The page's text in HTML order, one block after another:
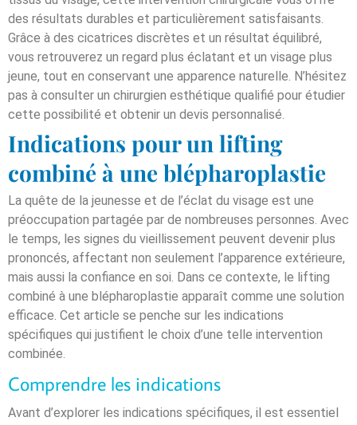
des résultats durables et particulièrement satisfaisants.
Grâce à des cicatrices discrètes et un résultat équilibré,
vous retrouverez un regard plus éclatant et un visage plus
jeune, tout en conservant une apparence naturelle. N’hésitez
pas à consulter un chirurgien esthétique qualifié pour étudier
cette possibilité et obtenir un devis personnalisé.
Indications pour un lifting
combiné à une blépharoplastie
La quête de la jeunesse et de l’éclat du visage est une
préoccupation partagée par de nombreuses personnes. Avec
le temps, les signes du vieillissement peuvent devenir plus
prononcés, affectant non seulement l’apparence extérieure,
mais aussi la confiance en soi. Dans ce contexte, le lifting
combiné à une blépharoplastie apparaît comme une solution
efficace. Cet article se penche sur les indications
spécifiques qui justifient le choix d’une telle intervention
combinée.
Comprendre les indications
Avant d’explorer les indications spécifiques, il est essentiel